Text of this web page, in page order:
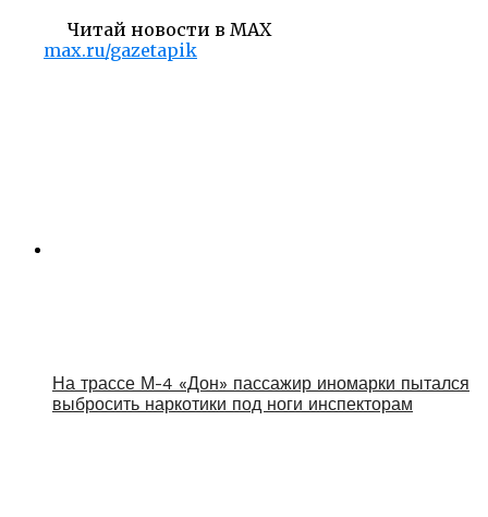
Читай новости в MAX
max.ru/gazetapik
На трассе М-4 «Дон» пассажир иномарки пытался
выбросить наркотики под ноги инспекторам